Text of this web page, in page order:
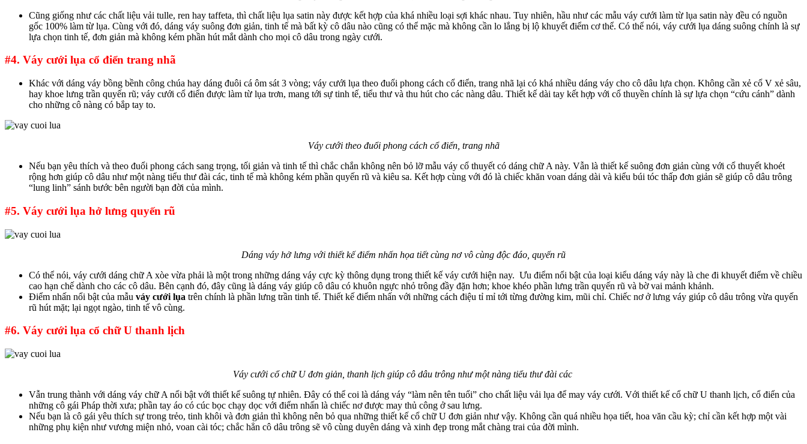
Cũng giống như các chất liệu vải tulle, ren hay taffeta, thì chất liệu lụa satin này được kết hợp của khá nhiều loại sợi khác nhau. Tuy nhiên, hầu như các mẫu váy cưới làm từ lụa satin này đều có nguồn
gốc 100% làm từ lụa. Cùng với đó, dáng váy suông đơn giản, tinh tế mà bất kỳ cô dâu nào cũng có thể mặc mà không cần lo lắng bị lộ khuyết điểm cơ thể. Có thể nói, váy cưới lụa dáng suông chính là sự
lựa chọn tinh tế, đơn giản mà không kém phần hút mắt dành cho mọi cô dâu trong ngày cưới.
#4. Váy cưới lụa cổ điển trang nhã
Khác với dáng váy bồng bềnh công chúa hay dáng đuôi cá ôm sát 3 vòng; váy cưới lụa theo đuổi phong cách cổ điển, trang nhã lại có khá nhiều dáng váy cho cô dâu lựa chọn. Không cần xẻ cổ V xẻ sâu,
hay khoe lưng trần quyến rũ; váy cưới cổ điển được làm từ lụa trơn, mang tới sự tinh tế, tiểu thư và thu hút cho các nàng dâu. Thiết kế dài tay kết hợp với cổ thuyền chính là sự lựa chọn “cứu cánh” dành
cho những cô nàng có bắp tay to.
Váy cưới theo đuổi phong cách cổ điển, trang nhã
Nếu bạn yêu thích và theo đuổi phong cách sang trọng, tối giản và tinh tế thì chắc chắn không nên bỏ lỡ mẫu váy cổ thuyết có dáng chữ A này. Vẫn là thiết kế suông đơn giản cùng với cổ thuyết khoét
rộng hơn giúp cô dâu như một nàng tiểu thư đài các, tinh tế mà không kém phần quyến rũ và kiêu sa. Kết hợp cùng với đó là chiếc khăn voan dáng dài và kiểu búi tóc thấp đơn giản sẽ giúp cô dâu trông
“lung linh” sánh bước bên người bạn đời của mình.
#5. Váy cưới lụa hở lưng quyến rũ
Dáng váy hở lưng với thiết kế điểm nhấn họa tiết cùng nơ vô cùng độc đáo, quyến rũ
Có thể nói, váy cưới dáng chữ A xòe vừa phải là một trong những dáng váy cực kỳ thông dụng trong thiết kế váy cưới hiện nay. Ưu điểm nổi bật của loại kiểu dáng váy này là che đi khuyết điểm về chiều
cao hạn chế dành cho các cô dâu. Bên cạnh đó, đây cũng là dáng váy giúp cô dâu có khuôn ngực nhỏ trông đầy đặn hơn; khoe khéo phần lưng trần quyến rũ và bờ vai mảnh khảnh.
Điểm nhấn nổi bật của mẫu váy cưới lụa trên chính là phần lưng trần tinh tế. Thiết kế điểm nhấn với những cách điệu tỉ mỉ tới từng đường kim, mũi chỉ. Chiếc nơ ở lưng váy giúp cô dâu trông vừa quyến
rũ hút mặt; lại ngọt ngào, tinh tế vô cùng.
#6. Váy cưới lụa cổ chữ U thanh lịch
Váy cưới cổ chữ U đơn giản, thanh lịch giúp cô dâu trông như một nàng tiểu thư đài các
Vẫn trung thành với dáng váy chữ A nổi bật với thiết kế suông tự nhiên. Đây có thể coi là dáng váy “làm nên tên tuổi” cho chất liệu vải lụa để may váy cưới. Với thiết kế cổ chữ U thanh lịch, cổ điển của
những cô gái Pháp thời xưa; phần tay áo có cúc bọc chạy dọc với điểm nhấn là chiếc nơ được may thủ công ở sau lưng.
Nếu bạn là cô gái yêu thích sự trong trẻo, tinh khôi và đơn giản thì không nên bỏ qua những thiết kế cổ chữ U đơn giản như vậy. Không cần quá nhiều họa tiết, hoa văn cầu kỳ; chỉ cần kết hợp một vài
những phụ kiện như vương miện nhỏ, voan cài tóc; chắc hẳn cô dâu trông sẽ vô cùng duyên dáng và xinh đẹp trong mắt chàng trai của đời mình.